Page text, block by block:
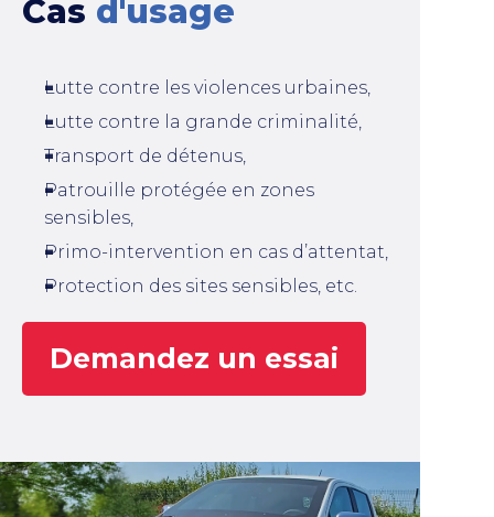
Cas d'usage
Lutte contre les violences urbaines,
Lutte contre la grande criminalité,
Transport de détenus,
Patrouille protégée en zones
sensibles,
Primo-intervention en cas d’attentat,
Protection des sites sensibles, etc.
Demandez un essai